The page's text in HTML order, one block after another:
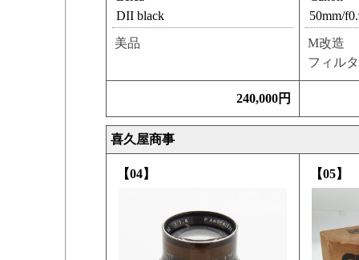
DII black
美品
50mm/
M改造
フィル
240,000円
喜久屋商事
【04】 【05】